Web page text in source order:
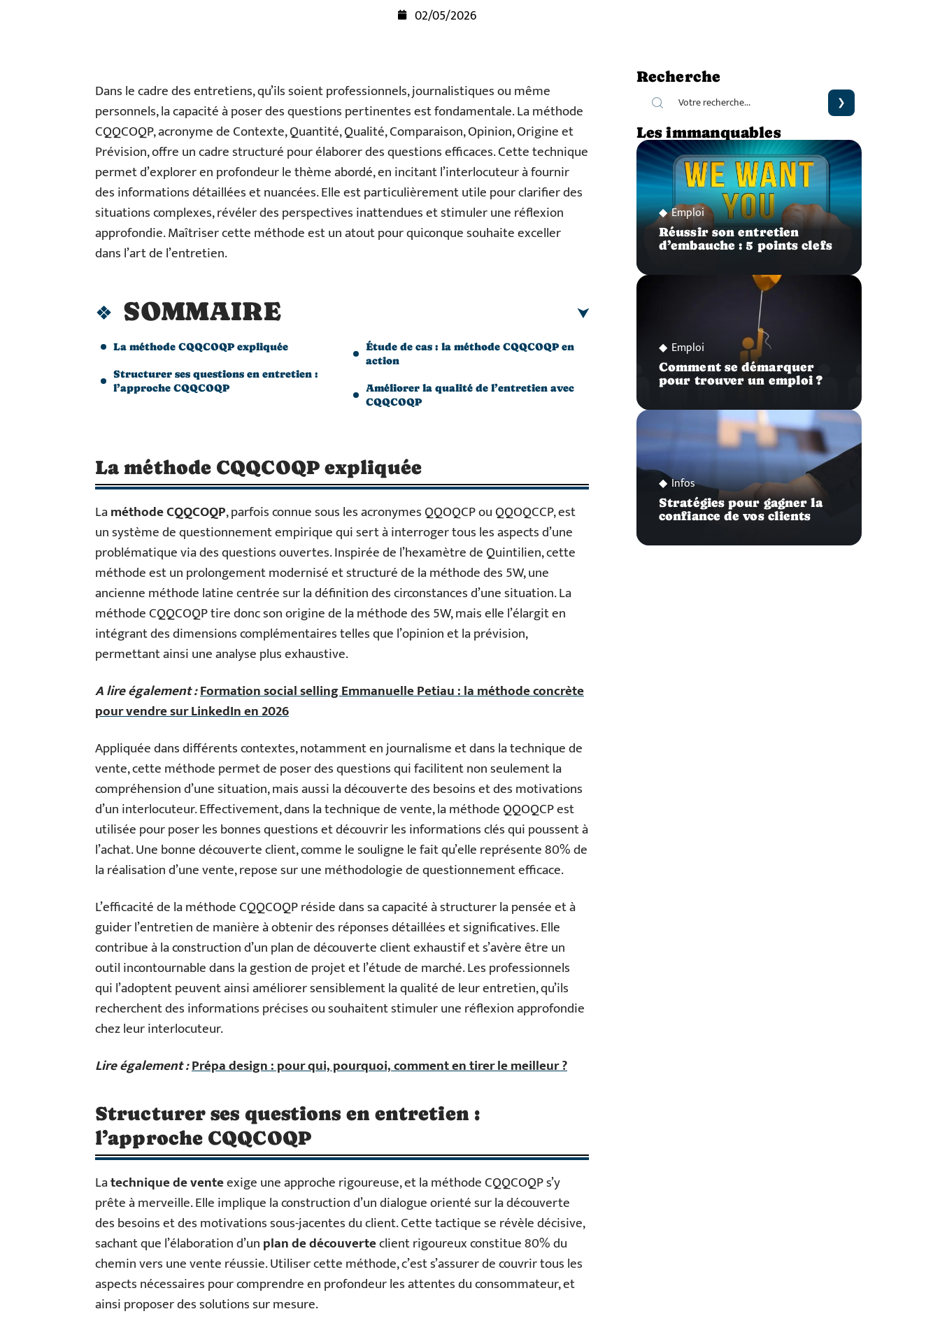
02/05/2026
Dans le cadre des entretiens, qu’ils soient professionnels, journalistiques ou même
personnels, la capacité à poser des questions pertinentes est fondamentale. La méthode
CQQCOQP, acronyme de Contexte, Quantité, Qualité, Comparaison, Opinion, Origine et
Prévision, offre un cadre structuré pour élaborer des questions efficaces. Cette technique
permet d’explorer en profondeur le thème abordé, en incitant l’interlocuteur à fournir
des informations détaillées et nuancées. Elle est particulièrement utile pour clarifier des
situations complexes, révéler des perspectives inattendues et stimuler une réflexion
approfondie. Maîtriser cette méthode est un atout pour quiconque souhaite exceller
dans l’art de l’entretien.
SOMMAIRE
La méthode CQQCOQP expliquée
Structurer ses questions en entretien :
l’approche CQQCOQP
Étude de cas : la méthode CQQCOQP en
action
Améliorer la qualité de l’entretien avec
CQQCOQP
La méthode CQQCOQP expliquée
Laméthode CQQCOQP, parfois connue sous les acronymes QQOQCP ou QQOQCCP, est
un système de questionnement empirique qui sert à interroger tous les aspects d’une
problématique via des questions ouvertes. Inspirée de l’hexamètre de Quintilien, cette
méthode est un prolongement modernisé et structuré de la méthode des 5W, une
ancienne méthode latine centrée sur la définition des circonstances d’une situation. La
méthode CQQCOQP tire donc son origine de la méthode des 5W, mais elle l’élargit en
intégrant des dimensions complémentaires telles que l’opinion et la prévision,
permettant ainsi une analyse plus exhaustive.
A lire également :Formation social selling Emmanuelle Petiau : la méthode concrète
pour vendre sur LinkedIn en 2026
Appliquée dans différents contextes, notamment en journalisme et dans la technique de
vente, cette méthode permet de poser des questions qui facilitent non seulement la
compréhension d’une situation, mais aussi la découverte des besoins et des motivations
d’un interlocuteur. Effectivement, dans la technique de vente, la méthode QQOQCP est
utilisée pour poser les bonnes questions et découvrir les informations clés qui poussent à
l’achat. Une bonne découverte client, comme le souligne le fait qu’elle représente 80% de
la réalisation d’une vente, repose sur une méthodologie de questionnement efficace.
L’efficacité de la méthode CQQCOQP réside dans sa capacité à structurer la pensée et à
guider l’entretien de manière à obtenir des réponses détaillées et significatives. Elle
contribue à la construction d’un plan de découverte client exhaustif et s’avère être un
outil incontournable dans la gestion de projet et l’étude de marché. Les professionnels
qui l’adoptent peuvent ainsi améliorer sensiblement la qualité de leur entretien, qu’ils
recherchent des informations précises ou souhaitent stimuler une réflexion approfondie
chez leur interlocuteur.
Lire également :Prépa design : pour qui, pourquoi, comment en tirer le meilleur ?
Structurer ses questions en entretien :
l’approche CQQCOQP
Latechnique de venteexige une approche rigoureuse, et la méthode CQQCOQP s’y
prête à merveille. Elle implique la construction d’un dialogue orienté sur la découverte
des besoins et des motivations sous-jacentes du client. Cette tactique se révèle décisive,
sachant que l’élaboration d’unplan de découverteclient rigoureux constitue 80% du
chemin vers une vente réussie. Utiliser cette méthode, c’est s’assurer de couvrir tous les
aspects nécessaires pour comprendre en profondeur les attentes du consommateur, et
ainsi proposer des solutions sur mesure.
Recherche
Les immanquables
Emploi
Réussir son entretien
d’embauche : 5 points clefs
Emploi
Comment se démarquer
pour trouver un emploi ?
Infos
Stratégies pour gagner la
confiance de vos clients